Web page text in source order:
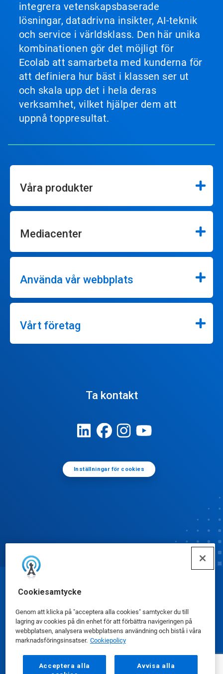
Cookiesamtycke
Genom att klicka på "acceptera alla cookies" samtycker du till
lagring av cookies på din enhet för att förbättra navigeringen på
webbplatsen, analysera webbplatsens användning och bistå i våra
marknadsföringsinsatser. Cookiepolicy
Acceptera alla
Avvisa alla
integrera vetenskapsbaserade
lösningar, datadrivna insikter, AI-teknik
och service i världsklass. Den här unika
kombinationen gör det möjligt för
Ecolab att samarbeta med kunderna för
att definiera hur bäst i klassen ser ut
och skala upp det i hela deras
verksamhet, vilket hjälper dem att
uppnå toppresultat.
Våra produkter
Mediacenter
Använda vår webbplats
Vårt företag
Ta kontakt
Inställningar för cookies
© Ecolab Inc. 2025
Säkerhetsdatablad|Sekretesspolicy|
Användarvillkor